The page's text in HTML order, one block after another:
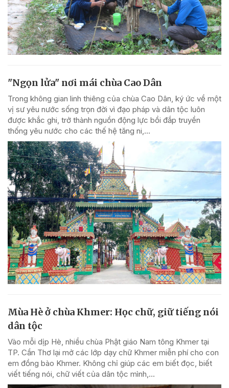
"Ngọn lửa" nơi mái chùa Cao Dân
Trong không gian linh thiêng của chùa Cao Dân, ký ức về một
vị sư yêu nước sống trọn đời vì đạo pháp và dân tộc luôn
được khắc ghi, trở thành nguồn động lực bồi đắp truyền
thống yêu nước cho các thế hệ tăng ni,...
Mùa Hè ở chùa Khmer: Học chữ, giữ tiếng nói
dân tộc
Vào mỗi dịp Hè, nhiều chùa Phật giáo Nam tông Khmer tại
TP. Cần Thơ lại mở các lớp dạy chữ Khmer miễn phí cho con
em đồng bào Khmer. Không chỉ giúp các em biết đọc, biết
viết tiếng nói, chữ viết của dân tộc mình,...